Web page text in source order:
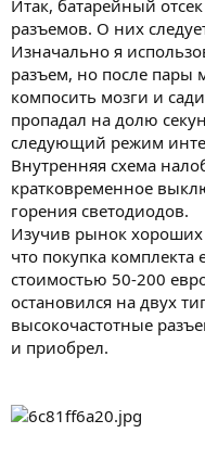
Итак, батарейный
разъемов. О них
Изначально я
разъем, но после пары
компосить мозги и
пропадал на долю
следующий режим
Внутренняя схема
кратковременное
горения светодиодов.
Изучив рынок
что покупка комплекта
стоимостью 50-200
остановился на двух
высокочастотные
и приобрел.